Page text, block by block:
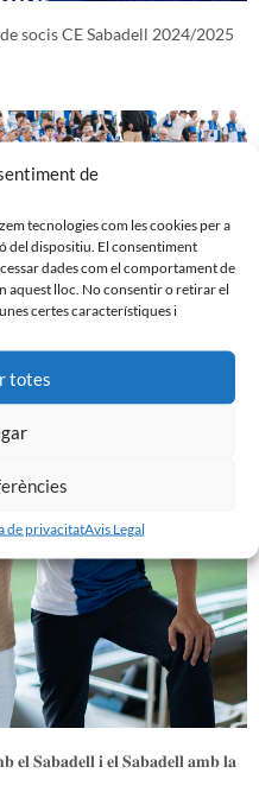
de
tecnologies com les cookies per a
del dispositiu. El consentiment
dades com el comportament de
aquest lloc. No consentir o retirar el
certes característiques i
totes
de privacitatAvis Legal
CE Sabadell 2024/2025
𝒔𝒆𝒈𝒖̈𝒆𝒏𝒕
𝐒𝐚𝐛𝐚𝐝𝐞𝐥𝐥 𝐢 𝐞𝐥 𝐒𝐚𝐛𝐚𝐝𝐞𝐥𝐥 𝐚𝐦𝐛 𝐥𝐚